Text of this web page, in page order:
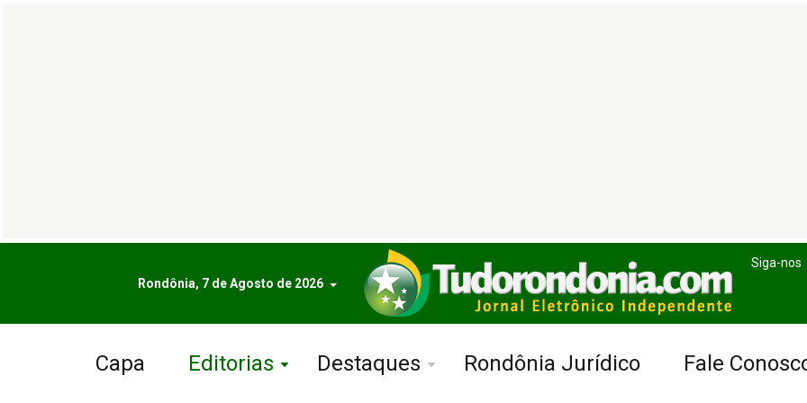
Rondônia, 7 de Agosto de 2026
Siga-nos
Capa Editorias Destaques Rondônia Jurídico Fale